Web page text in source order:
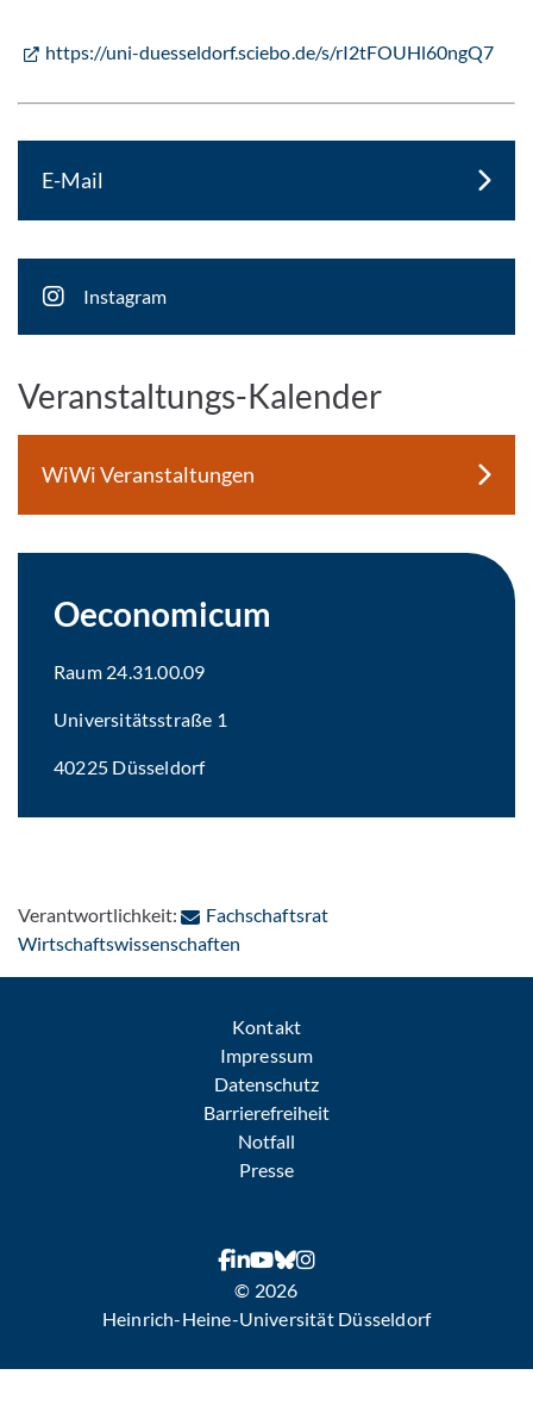
https://uni-duesseldorf.sciebo.de/s/rI2tFOUHl60ngQ7
E-Mail
Instagram
Veranstaltungs-Kalender
WiWi Veranstaltungen
Oeconomicum
Raum 24.31.00.09
Universitätsstraße 1
40225 Düsseldorf
Verantwortlichkeit:
Fachschaftsrat
Wirtschaftswissenschaften
Kontakt
Impressum
Datenschutz
Barrierefreiheit
Notfall
Presse
© 2026
Heinrich-Heine-Universität Düsseldorf